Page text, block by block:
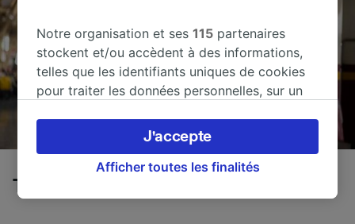
Trains de Treviso à Napoli Centrale
Notre organisation et ses115 partenaires
stockent et/ou accèdent à des informations,
telles que les identifiants uniques de cookies
pour traiter les données personnelles, sur un
préférences, notamment en exerçant votre
droit d’opposition à l’intérêt légitime, en
cliquant ci-dessous ou à tout moment sur la
Afficher toutes les finalités
J'accepte